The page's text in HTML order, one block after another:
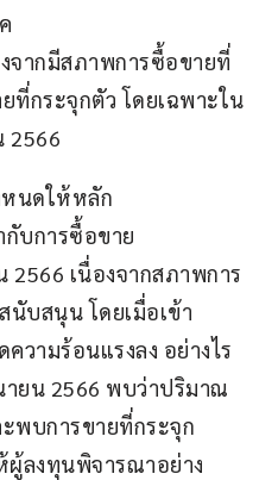
งจากมีสภาพการซื้อขายที่
ที่กระจุกตัว โดยเฉพาะใน
2566
หนดให้หลัก
กับการซื้อขาย
2566 เนื่องจากสภาพการ
บสนุน โดยเมื่อเข้า
วามร้อนแรงลง อย่างไร
ายน 2566 พบว่าปริมาณ
พบการขายที่กระจุก
ผู้ลงทุนพิจารณาอย่าง